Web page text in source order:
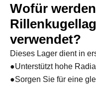
Wofür
verwendet?
Dieses Lager dient in
●Unterstützt hohe
●Sorgen Sie für eine